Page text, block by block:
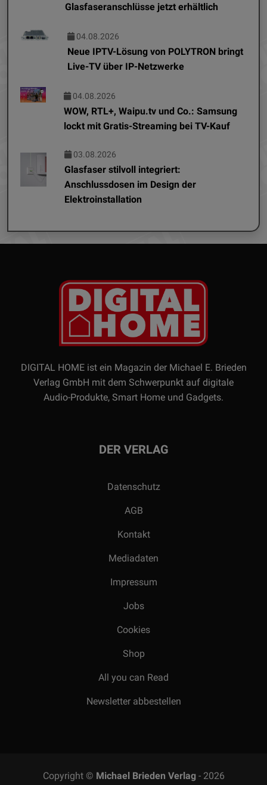
Glasfaseranschlüsse jetzt erhältlich
04.08.2026
Neue IPTV-Lösung von POLYTRON bringt
Live-TV über IP-Netzwerke
04.08.2026
WOW, RTL+, Waipu.tv und Co.: Samsung
lockt mit Gratis-Streaming bei TV-Kauf
03.08.2026
Glasfaser stilvoll integriert:
Anschlussdosen im Design der
Elektroinstallation
DIGITAL HOME ist ein Magazin der Michael E. Brieden
Verlag GmbH mit dem Schwerpunkt auf digitale
Audio-Produkte, Smart Home und Gadgets.
DER VERLAG
Datenschutz
AGB
Kontakt
Mediadaten
Impressum
Jobs
Cookies
Shop
All you can Read
Newsletter abbestellen
Copyright © Michael Brieden Verlag- 2026